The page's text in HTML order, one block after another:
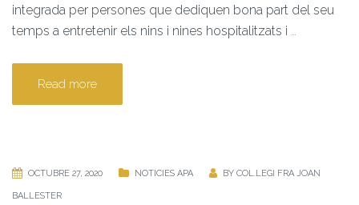
integrada per persones que dediquen bona part del seu
temps a entretenir els nins i nines hospitalitzats i …
Read more
OCTUBRE 27, 2020 NOTICIES APA BY COL.LEGI FRA JOAN
BALLESTER